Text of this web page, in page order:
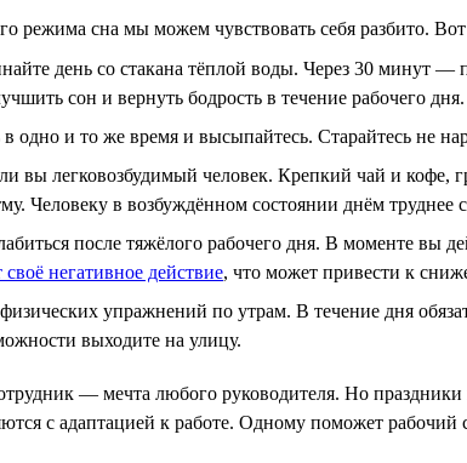
режима сна мы можем чувствовать себя разбито.
день со стакана тёплой воды. Через 30 минут
сон и вернуть бодрость в течение рабочего дня.
в одно и то же время и высыпайтесь. Старайтесь не
вы легковозбудимый человек. Крепкий чай и
Человеку в возбуждённом состоянии днём труднее
после тяжёлого рабочего дня. В моменте вы
своё негативное действие, что может привести к
упражнений по утрам. В течение дня
выходите на улицу.
— мечта любого руководителя. Но
с адаптацией к работе. Одному поможет